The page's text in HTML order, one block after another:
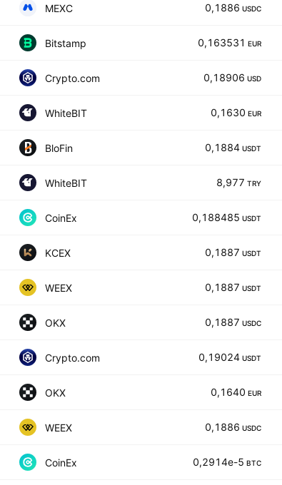
MEXC 0,1886 USDC
Bitstamp 0,163531 EUR
Crypto.com 0,18906 USD
WhiteBIT 0,1630 EUR
BloFin 0,1884 USDT
WhiteBIT 8,977 TRY
CoinEx 0,188485 USDT
KCEX 0,1887 USDT
WEEX 0,1887 USDT
OKX 0,1887 USDC
Crypto.com 0,19024 USDT
OKX 0,1640 EUR
WEEX 0,1886 USDC
CoinEx 0,2914e-5 BTC